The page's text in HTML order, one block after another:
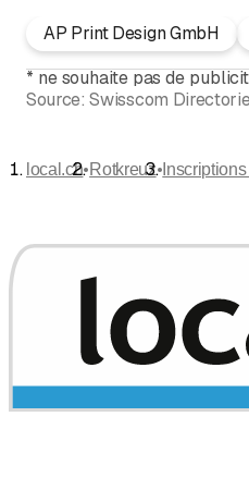
AP Print Design GmbH
* ne souhaite pas de
Source: Swisscom
local.ch•Rotkreuz•